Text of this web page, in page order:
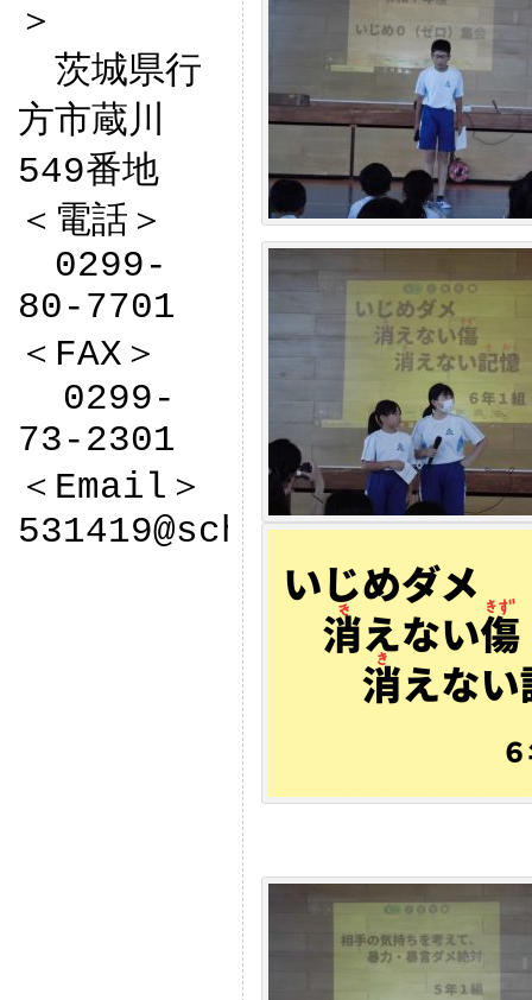
＞
茨城県行
方市蔵川
549番地
＜電話＞
0299-
80-7701
＜FAX＞
73-2301
＜Email＞
531419@sch.ibk.ed.jp